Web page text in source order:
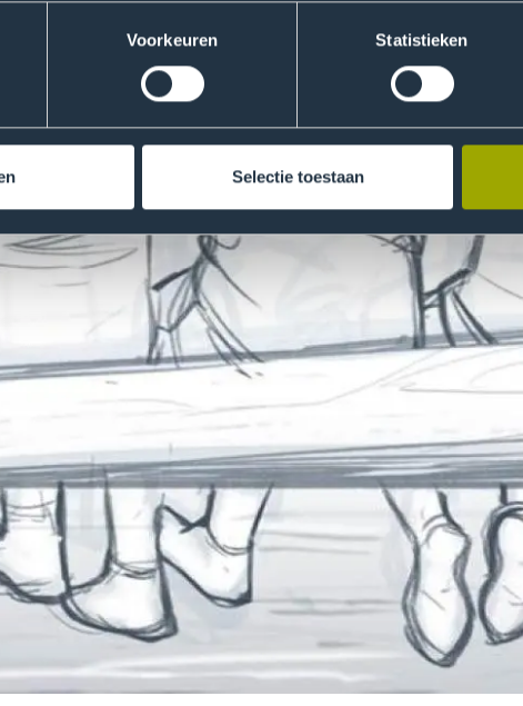
Voorkeuren Statistieken
Selectie toestaan